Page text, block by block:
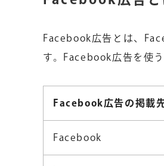
Facebook広告とは、
す。Facebook広告を使
Facebook広告の掲載
Facebook